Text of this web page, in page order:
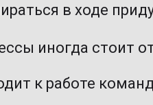
в ходе
иногда стоит
к работе